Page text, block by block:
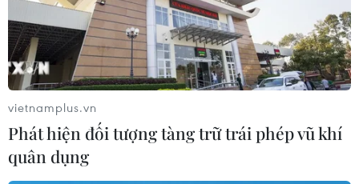
07/08/2026 11:18
Có 50 cơ sở kiểm nghiệm được GACC
chấp nhận phục vụ xuất khẩu mít,
sầu riêng
07/08/2026 10:27
vietnamplus.vn
Phát hiện đối tượng tàng trữ trái phép vũ khí
quân dụng